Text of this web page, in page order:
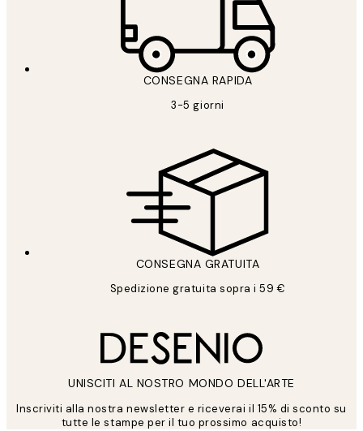
CONSEGNA RAPIDA
3-5 giorni
CONSEGNA GRATUITA
Spedizione gratuita sopra i 59 €
UNISCITI AL NOSTRO MONDO DELL'ARTE
Inscriviti alla nostra newsletter e riceverai il 15% di sconto su
tutte le stampe per il tuo prossimo acquisto!